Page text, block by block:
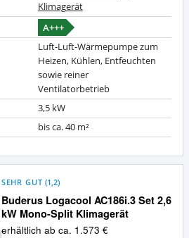
Klimagerät
A+++
Luft-Luft-Wärmepumpe zum
Heizen, Kühlen, Entfeuchten
sowie reiner
Ventilatorbetrieb
3,5 kW
bis ca. 40 m²
Buderus Logacool AC186i.3 Set 2,6
kW Mono-Split Klimagerät
SEHR GUT (1,2)
erhältlich ab ca. 1.573 €